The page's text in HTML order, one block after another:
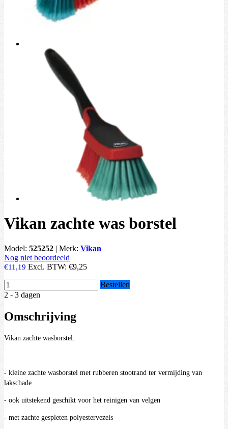
Vikan zachte was borstel
Model: 525252 | Merk: Vikan
Nog niet beoordeeld
€11,19 Excl. BTW: €9,25
Bestellen
2 - 3 dagen
Omschrijving
Vikan zachte wasborstel.
- kleine zachte wasborstel met rubberen stootrand ter vermijding van
lakschade
- ook uitstekend geschikt voor het reinigen van velgen
- met zachte gespleten polyestervezels